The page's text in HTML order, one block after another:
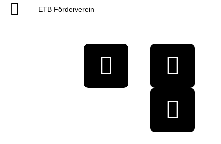
ETB Förderverein